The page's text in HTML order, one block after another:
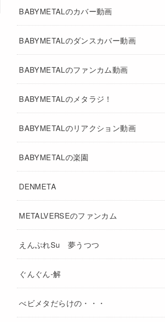
BABYMETALのカバー動画
BABYMETALのダンスカバー動画
BABYMETALのファンカム動画
BABYMETALのメタラジ！
BABYMETALのリアクション動画
BABYMETALの楽園
DENMETA
METALVERSEのファンカム
えんぷれSu 夢うつつ
ぐんぐん-解
べビメタだらけの・・・